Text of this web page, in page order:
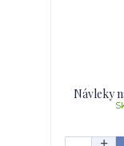
Návleky